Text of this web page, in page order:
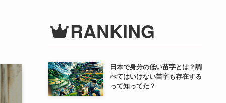
RANKING
日本で身分の低い苗字とは？調
べてはいけない苗字も存在する
って知ってた？